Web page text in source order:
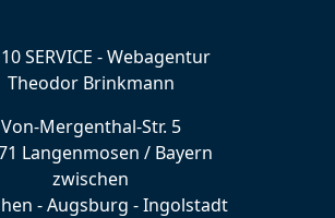
SERVICE - Webagentur
Theodor Brinkmann
Von-Mergenthal-Str. 5
Langenmosen / Bayern
zwischen
- Augsburg - Ingolstadt